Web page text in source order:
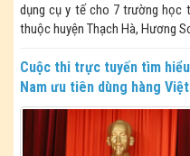
dụng cụ y tế cho 7 trường học
thuộc huyện Thạch Hà, Hương
Cuộc thi trực tuyến tìm
Nam ưu tiên dùng hàng